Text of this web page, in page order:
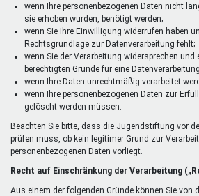
wenn Ihre personenbezogenen Daten nicht
sie erhoben wurden, benötigt werden;
wenn Sie Ihre Einwilligung widerrufen haben
Rechtsgrundlage zur Datenverarbeitung fehlt;
wenn Sie der Verarbeitung widersprechen und
berechtigten Gründe für eine
wenn Ihre Daten unrechtmäßig verarbeitet
wenn Ihre personenbezogenen Daten zur
gelöscht werden müssen.
Beachten Sie bitte, dass die Jugendstiftung vor
prüfen muss, ob kein legitimer Grund zur
personenbezogenen Daten vorliegt.
Recht auf Einschränkung der Verarbeitung
Aus einem der folgenden Gründe können Sie von